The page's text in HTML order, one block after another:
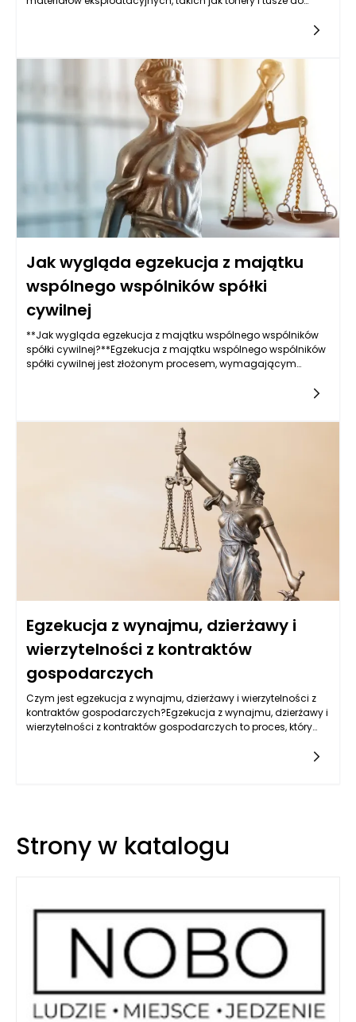
Jak wygląda egzekucja z majątku
wspólnego wspólników spółki
cywilnej
**Jak wygląda egzekucja z majątku wspólnego wspólników
spółki cywilnej?**Egzekucja z majątku wspólnego wspólników
spółki cywilnej jest złożonym procesem, wymagającym
Egzekucja z wynajmu, dzierżawy i
wierzytelności z kontraktów
gospodarczych
Czym jest egzekucja z wynajmu, dzierżawy i wierzytelności z
kontraktów gospodarczych?Egzekucja z wynajmu, dzierżawy i
wierzytelności z kontraktów gospodarczych to proces, który
Strony w katalogu